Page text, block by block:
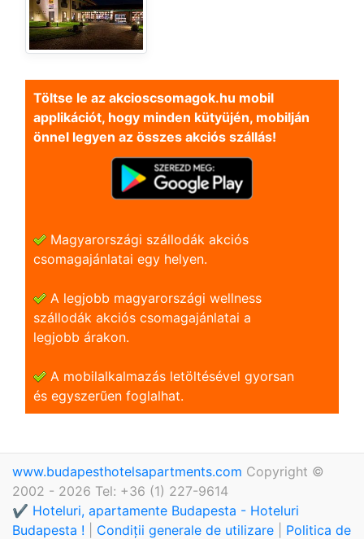
Töltse le az akcioscsomagok.hu mobil
applikációt, hogy minden kütyüjén, mobilján
önnel legyen az összes akciós szállás!
Magyarországi szállodák akciós
csomagajánlatai egy helyen.
A legjobb magyarországi wellness
szállodák akciós csomagajánlatai a
legjobb árakon.
A mobilalkalmazás letöltésével gyorsan
és egyszerũen foglalhat.
www.budapesthotelsapartments.com Copyright ©
2002 - 2026 Tel: +36 (1) 227-9614
✔️ Hoteluri, apartamente Budapesta - Hoteluri
Budapesta !
Condiții generale de utilizare Politica de